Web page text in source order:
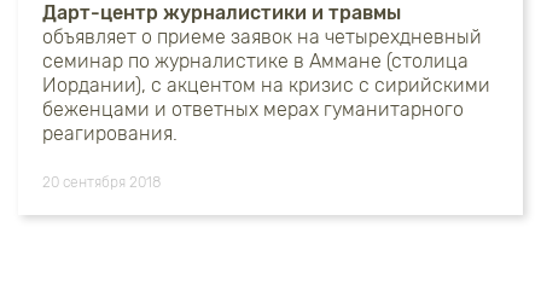
Дарт-центр журналистики и травмы
объявляет о приеме заявок на четырехдневный
семинар по журналистике в Аммане (столица
Иордании), с акцентом на кризис с сирийскими
беженцами и ответных мерах гуманитарного
реагирования.
20 сентября 2018